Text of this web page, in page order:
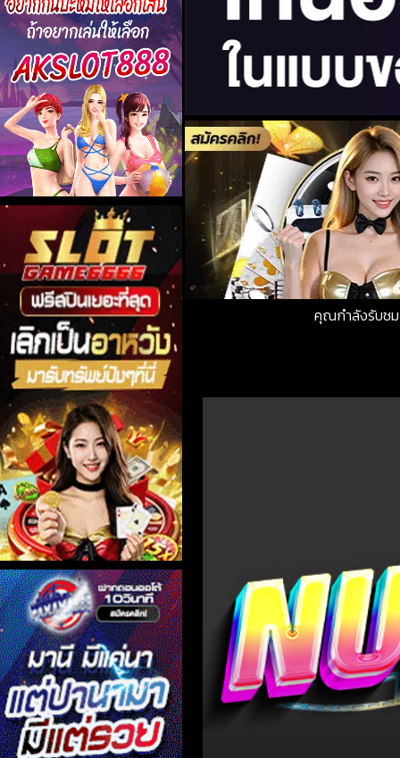
คุณกำลังรับช